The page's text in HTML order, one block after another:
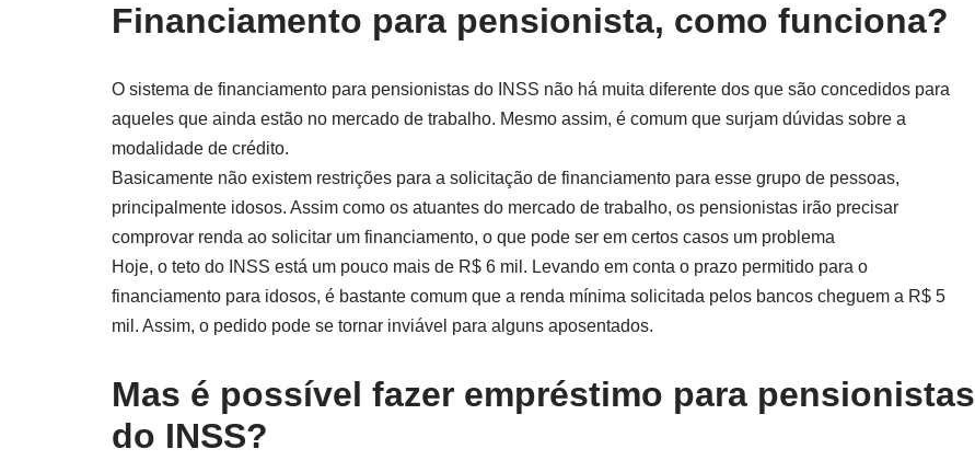
Financiamento para pensionista, como funciona?
O sistema de financiamento para pensionistas do INSS não há muita diferente dos que são concedidos para
aqueles que ainda estão no mercado de trabalho. Mesmo assim, é comum que surjam dúvidas sobre a
modalidade de crédito.
Basicamente não existem restrições para a solicitação de financiamento para esse grupo de pessoas,
principalmente idosos. Assim como os atuantes do mercado de trabalho, os pensionistas irão precisar
comprovar renda ao solicitar um financiamento, o que pode ser em certos casos um problema
Hoje, o teto do INSS está um pouco mais de R$ 6 mil. Levando em conta o prazo permitido para o
financiamento para idosos, é bastante comum que a renda mínima solicitada pelos bancos cheguem a R$ 5
mil. Assim, o pedido pode se tornar inviável para alguns aposentados.
Mas é possível fazer empréstimo para pensionistas
do INSS?